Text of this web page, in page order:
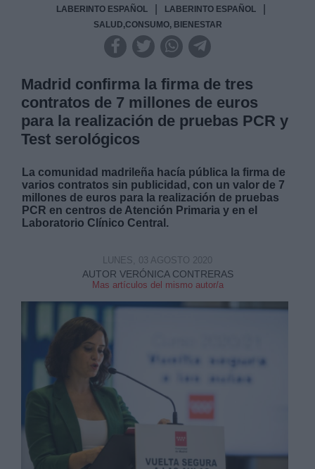
LABERINTO ESPAÑOL LABERINTO ESPAÑOL
SALUD,CONSUMO, BIENESTAR
Madrid confirma la firma de tres
contratos de 7 millones de euros
para la realización de pruebas PCR y
Test serológicos
La comunidad madrileña hacía pública la firma de
varios contratos sin publicidad, con un valor de 7
millones de euros para la realización de pruebas
PCR en centros de Atención Primaria y en el
Laboratorio Clínico Central.
AUTOR VERÓNICA CONTRERAS
Mas artículos del mismo autor/a
LUNES, 03 AGOSTO 2020